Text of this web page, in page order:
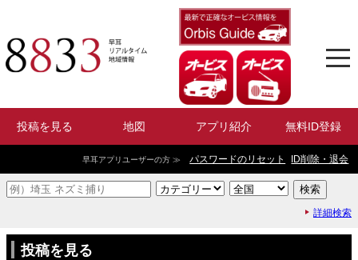
投稿を見る 地図 アプリ紹介 無料ID登録
早耳アプリユーザーの方 ≫ パスワードのリセット ID削除・退会
詳細検索
投稿を見る